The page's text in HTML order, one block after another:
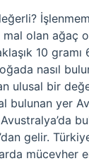
olan ağaç
10
nasıl
ulusal bir
bulunan yer
gelir.
mücevher